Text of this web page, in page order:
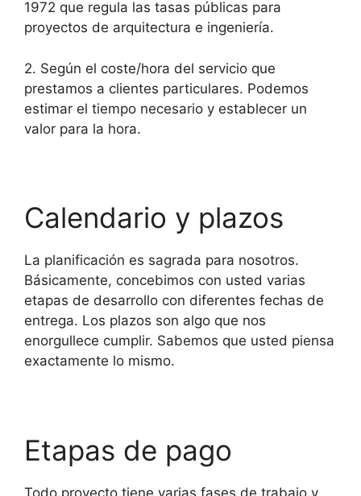
1972 que regula las tasas públicas para
proyectos de arquitectura e ingeniería.
2. Según el coste/hora del servicio que
prestamos a clientes particulares. Podemos
estimar el tiempo necesario y establecer un
valor para la hora.
Calendario y plazos
La planificación es sagrada para nosotros.
Básicamente, concebimos con usted varias
etapas de desarrollo con diferentes fechas de
entrega. Los plazos son algo que nos
enorgullece cumplir. Sabemos que usted piensa
exactamente lo mismo.
Etapas de pago
Todo proyecto tiene varias fases de trabajo y